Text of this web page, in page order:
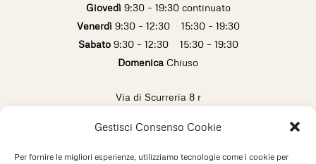
Gestisci Consenso Cookie
Per fornire le migliori esperienze, utilizziamo tecnologie come i cookie per
Giovedì 9:30 – 19:30 continuato
Venerdì 9:30 – 12:30 15:30 – 19:30
Sabato9:30 – 12:30 15:30 – 19:30
Domenica Chiuso
Via di Scurreria 8 r
info@pescetto.it
+39 010 2473433